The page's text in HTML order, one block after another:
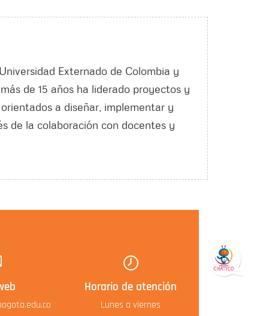
Externado de Colombia y
de 15 años ha liderado proyectos y
a diseñar, implementar y
de la colaboración con docentes y
Horario de atención
Lunes a viernes